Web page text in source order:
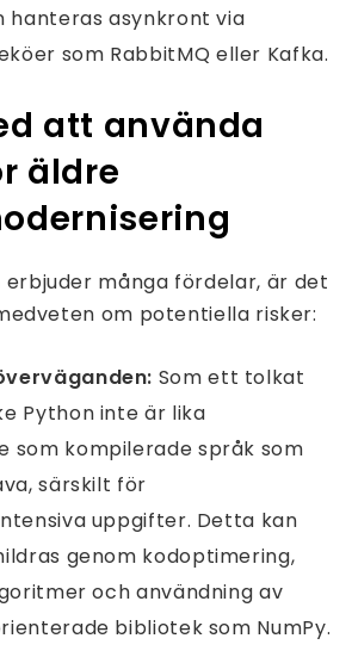
hanteras asynkront via
som RabbitMQ eller Kafka.
att använda
äldre
erbjuder många fördelar, är det
om potentiella risker:
Som ett tolkat
Python inte är lika
som kompilerade språk som
särskilt för
uppgifter. Detta kan
genom kodoptimering,
och användning av
bibliotek som NumPy.